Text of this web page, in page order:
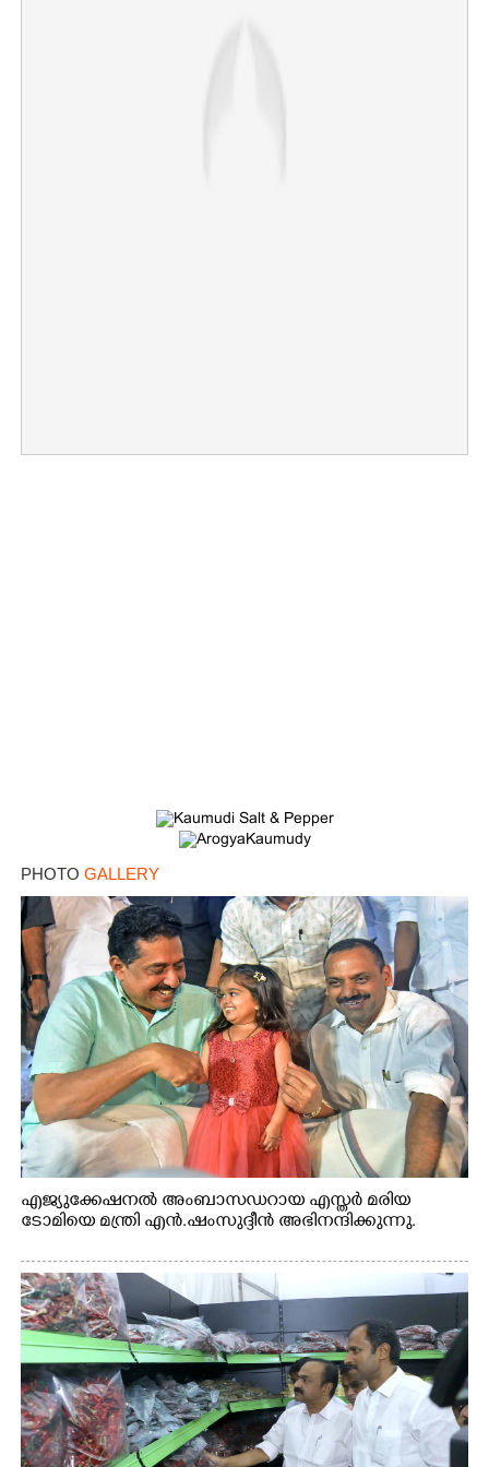
PHOTO GALLERY
എജ്യുക്കേഷനൽ അംബാസഡറായ എസ്തർ മരിയ
ടോമിയെ മന്ത്രി എൻ.ഷംസുദ്ദീൻ അഭിനന്ദിക്കുന്നു.